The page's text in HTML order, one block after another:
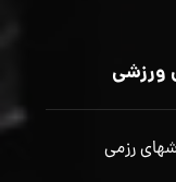
ورزشی
رزمی